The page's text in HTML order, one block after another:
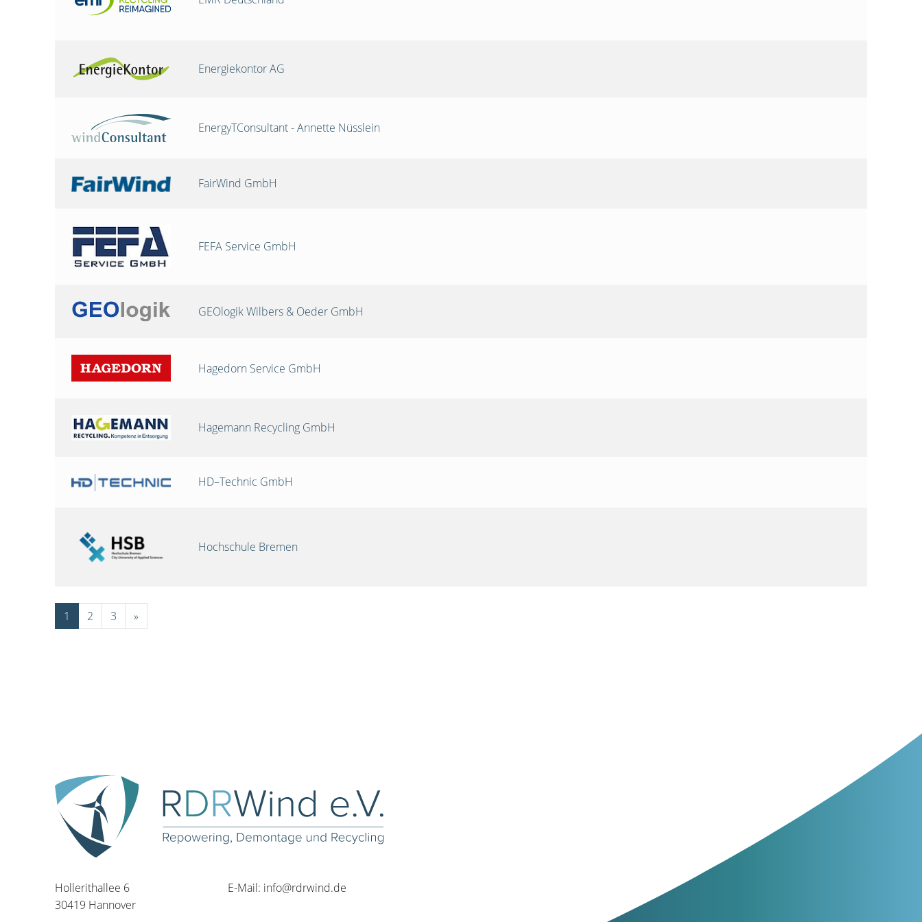
Energiekontor AG
EnergyTConsultant - Annette Nüsslein
FairWind GmbH
FEFA Service GmbH
GEOlogik Wilbers & Oeder GmbH
Hagedorn Service GmbH
Hagemann Recycling GmbH
HD–Technic GmbH
Hochschule Bremen
1 2 3 »
Hollerithallee 6
30419 Hannover
E-Mail: info@rdrwind.de